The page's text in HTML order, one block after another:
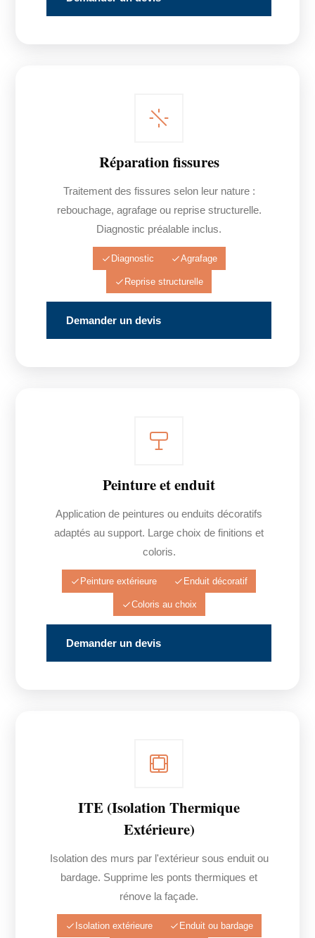
Réparation fissures
Traitement des fissures selon leur nature :
rebouchage, agrafage ou reprise structurelle.
Diagnostic préalable inclus.
Diagnostic Agrafage
Reprise structurelle
Demander un devis
Peinture et enduit
Application de peintures ou enduits décoratifs
adaptés au support. Large choix de finitions et
coloris.
Peinture extérieure Enduit décoratif
Coloris au choix
Demander un devis
ITE (Isolation Thermique
Extérieure)
Isolation des murs par l'extérieur sous enduit ou
bardage. Supprime les ponts thermiques et
rénove la façade.
Isolation extérieure Enduit ou bardage